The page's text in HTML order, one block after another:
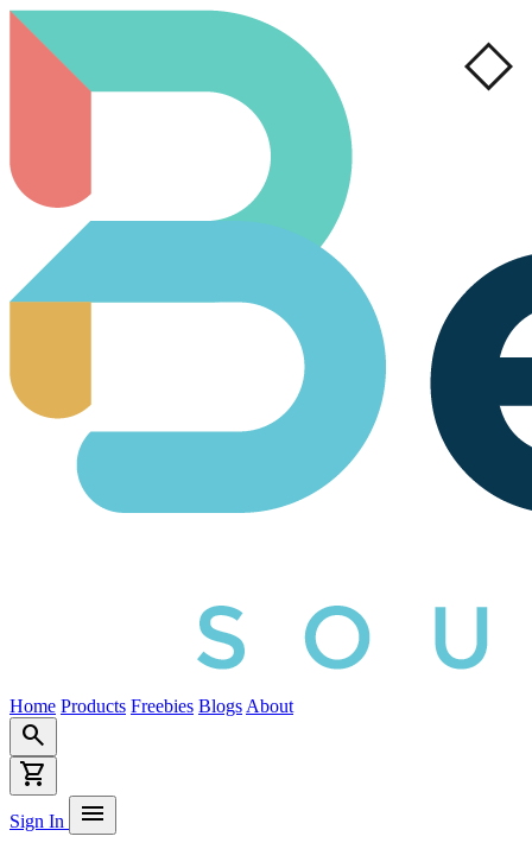
Home Products Freebies Blogs About
search
shopping_cart
Sign In menu